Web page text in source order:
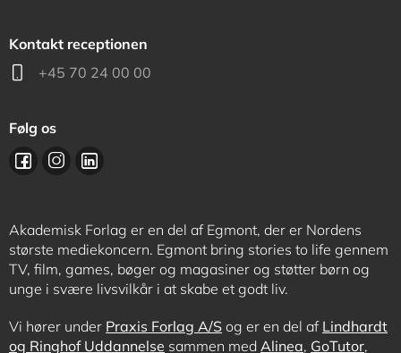
Kontakt receptionen
+45 70 24 00 00
Følg os
Akademisk Forlag er en del af Egmont, der er Nordens
største mediekoncern. Egmont bring stories to life gennem
TV, film, games, bøger og magasiner og støtter børn og
unge i svære livsvilkår i at skabe et godt liv.
Vi hører under Praxis Forlag A/S og er en del af Lindhardt
og Ringhof Uddannelse sammen med Alinea, GoTutor,